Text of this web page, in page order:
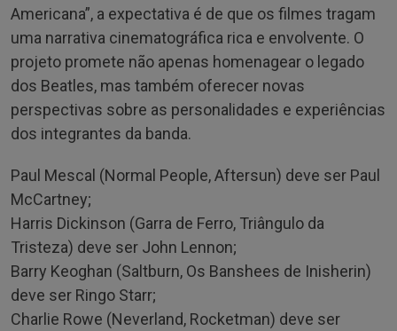
Americana”, a expectativa é de que os filmes tragam
uma narrativa cinematográfica rica e envolvente. O
projeto promete não apenas homenagear o legado
dos Beatles, mas também oferecer novas
perspectivas sobre as personalidades e experiências
dos integrantes da banda.
Paul Mescal (Normal People, Aftersun) deve ser Paul
McCartney;
Harris Dickinson (Garra de Ferro, Triângulo da
Tristeza) deve ser John Lennon;
Barry Keoghan (Saltburn, Os Banshees de Inisherin)
deve ser Ringo Starr;
Charlie Rowe (Neverland, Rocketman) deve ser